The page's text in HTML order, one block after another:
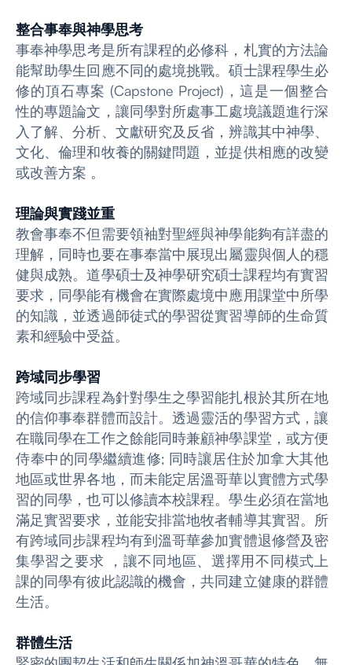
整合事奉與神學思考
事奉神學思考是所有課程的必修科，札實的方法論
能幫助學生回應不同的處境挑戰。碩士課程學生必
修的頂石專案 (Capstone Project)，這是一個整合
性的專題論文，讓同學對所處事工處境議題進行深
入了解、分析、文獻研究及反省，辨識其中神學、
文化、倫理和牧養的關鍵問題，並提供相應的改變
或改善方案 。
理論與實踐並重
教會事奉不但需要領袖對聖經與神學能夠有詳盡的
理解，同時也要在事奉當中展現出屬靈與個人的穩
健與成熟。道學碩士及神學研究碩士課程均有實習
要求，同學能有機會在實際處境中應用課堂中所學
的知識，並透過師徒式的學習從實習導師的生命質
素和經驗中受益。
跨域同步學習
跨域同步課程為針對學生之學習能扎根於其所在地
的信仰事奉群體而設計。透過靈活的學習方式，讓
在職同學在工作之餘能同時兼顧神學課堂，或方便
侍奉中的同學繼續進修; 同時讓居住於加拿大其他
地區或世界各地，而未能定居溫哥華以實體方式學
習的同學，也可以修讀本校課程。學生必須在當地
滿足實習要求，並能安排當地牧者輔導其實習。所
有跨域同步課程均有到溫哥華參加實體退修營及密
集學習之要求 ，讓不同地區、選擇用不同模式上
課的同學有彼此認識的機會，共同建立健康的群體
生活。
群體生活